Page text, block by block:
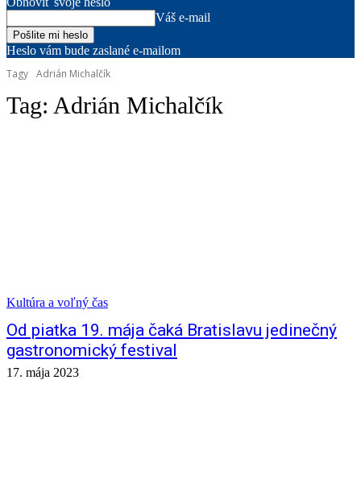
Váš e-mail
Heslo vám bude zaslané e-mailom
Tagy Adrián Michalčík
Tag: Adrián Michalčík
Kultúra a voľný čas
Od piatka 19. mája čaká Bratislavu jedinečný
gastronomický festival
17. mája 2023